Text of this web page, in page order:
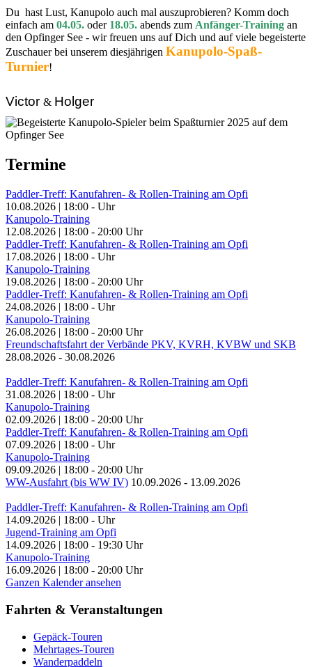
Du hast Lust, Kanupolo auch mal auszuprobieren? Komm doch
einfach am 04.05. oder 18.05. abends zum Anfänger-Training an
den Opfinger See - wir freuen uns auf Dich und auf viele begeisterte
Zuschauer bei unserem diesjährigen Kanupolo-Spaß-
Turnier!
Victor & Holger
Termine
Paddler-Treff: Kanufahren- & Rollen-Training am Opfi
10.08.2026 | 18:00 - Uhr
Kanupolo-Training
12.08.2026 | 18:00 - 20:00 Uhr
Paddler-Treff: Kanufahren- & Rollen-Training am Opfi
17.08.2026 | 18:00 - Uhr
Kanupolo-Training
19.08.2026 | 18:00 - 20:00 Uhr
Paddler-Treff: Kanufahren- & Rollen-Training am Opfi
24.08.2026 | 18:00 - Uhr
Kanupolo-Training
26.08.2026 | 18:00 - 20:00 Uhr
Freundschaftsfahrt der Verbände PKV, KVRH, KVBW und SKB
28.08.2026 - 30.08.2026
Paddler-Treff: Kanufahren- & Rollen-Training am Opfi
31.08.2026 | 18:00 - Uhr
Kanupolo-Training
02.09.2026 | 18:00 - 20:00 Uhr
Paddler-Treff: Kanufahren- & Rollen-Training am Opfi
07.09.2026 | 18:00 - Uhr
Kanupolo-Training
09.09.2026 | 18:00 - 20:00 Uhr
WW-Ausfahrt (bis WW IV) 10.09.2026 - 13.09.2026
Paddler-Treff: Kanufahren- & Rollen-Training am Opfi
14.09.2026 | 18:00 - Uhr
Jugend-Training am Opfi
14.09.2026 | 18:00 - 19:30 Uhr
Kanupolo-Training
16.09.2026 | 18:00 - 20:00 Uhr
Ganzen Kalender ansehen
Fahrten & Veranstaltungen
Gepäck-Touren
Mehrtages-Touren
Wanderpaddeln